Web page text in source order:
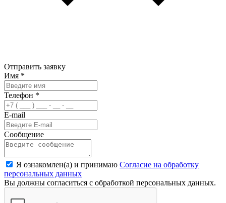
Отправить заявку
Имя *
Телефон *
E-mail
Сообщение
Я ознакомлен(а) и принимаю Согласие на обработку
персональных данных
Вы должны согласиться с обработкой персональных данных.